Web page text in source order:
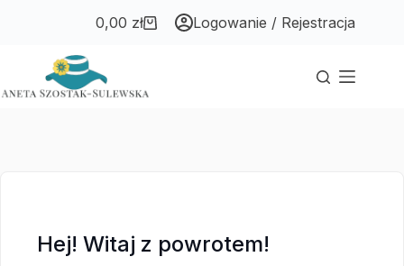
Koszyk
0,00 zł Logowanie / Rejestracja
Hej! Witaj z powrotem!